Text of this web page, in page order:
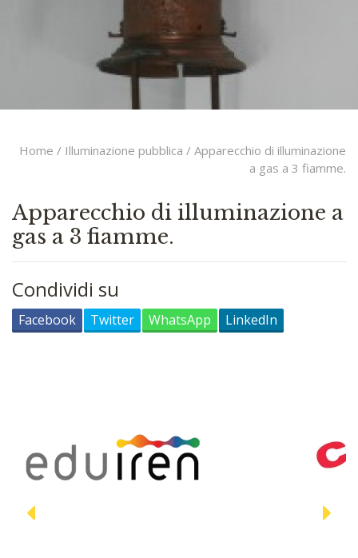
Home / Illuminazione pubblica / Apparecchio di illuminazione
a gas a 3 fiamme.
Apparecchio di illuminazione a
gas a 3 fiamme.
Condividi su
Facebook Twitter WhatsApp LinkedIn